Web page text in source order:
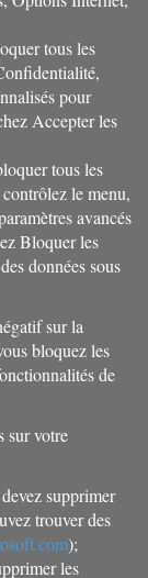
tous les
pour
Accepter les
tous les
le menu,
avancés
Bloquer les
données sous
sur la
bloquez les
de
sur votre
supprimer
trouver des
);
les